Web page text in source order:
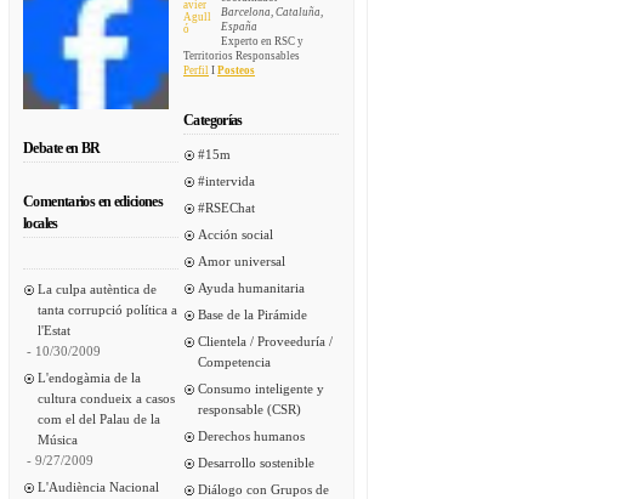
Debate en BR
Comentarios en ediciones
locales
La culpa autèntica de
tanta corrupció política a
l'Estat
- 10/30/2009
L'endogàmia de la
cultura condueix a casos
com el del Palau de la
Música
- 9/27/2009
L'Audiència Nacional
Barcelona, Cataluña,
España
Experto en RSC y
Territorios Responsables
Perfil I Posteos
Categorías
#15m
#intervida
#RSEChat
Acción social
Amor universal
Ayuda humanitaria
Base de la Pirámide
Clientela / Proveeduría /
Competencia
Consumo inteligente y
responsable (CSR)
Derechos humanos
Desarrollo sostenible
Diálogo con Grupos de